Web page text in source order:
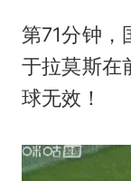
第71分钟，
于拉莫斯在
球无效！